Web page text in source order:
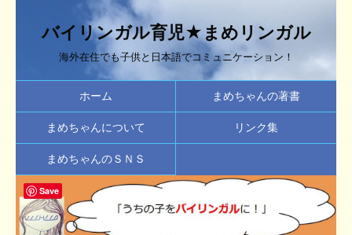
バイリンガル育児★まめリンガル
海外在住でも子供と日本語でコミュニケーション！
ホーム まめちゃんの著書
まめちゃんについて リンク集
まめちゃんのＳＮＳ
Save